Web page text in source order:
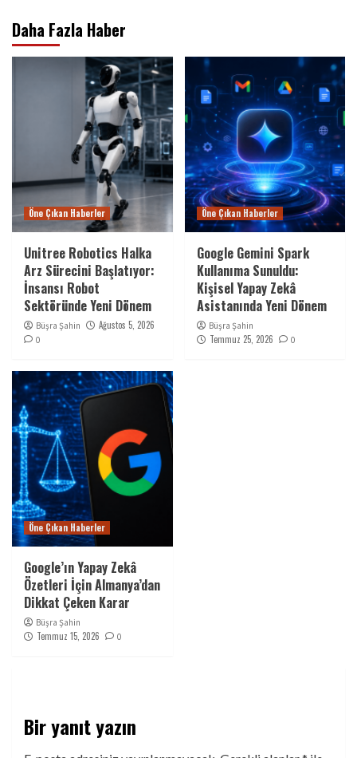
Daha Fazla Haber
Öne Çıkan Haberler
Unitree Robotics Halka
Arz Sürecini Başlatıyor:
İnsansı Robot
Sektöründe Yeni Dönem
Büşra Şahin Ağustos 5, 2026
0
Öne Çıkan Haberler
Google Gemini Spark
Kullanıma Sunuldu:
Kişisel Yapay Zekâ
Asistanında Yeni Dönem
Büşra Şahin
Temmuz 25, 2026 0
Öne Çıkan Haberler
Google’ın Yapay Zekâ
Özetleri İçin Almanya’dan
Dikkat Çeken Karar
Büşra Şahin
Temmuz 15, 2026 0
Bir yanıt yazın